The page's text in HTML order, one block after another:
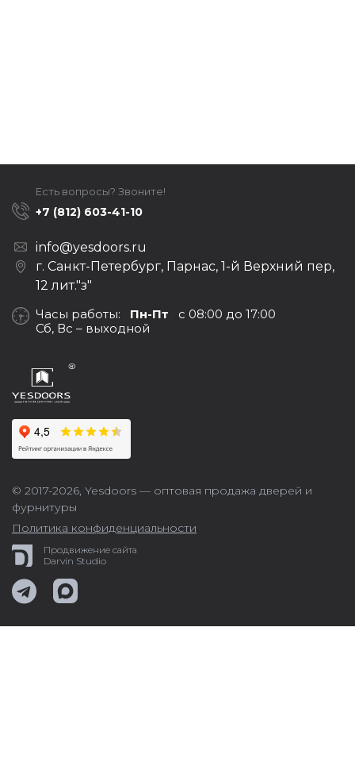
© 2017-2026, Yesdoors — оптовая продажа дверей и
фурнитуры
Политика конфиденциальности
Продвижение сайта
Darvin Studio
Есть вопросы? Звоните!
+7 (812) 603-41-10
info@yesdoors.ru
г. Санкт-Петербург, Парнас, 1-й Верхний пер,
12 лит."з"
Часы работы: Пн-Пт с 08:00 до 17:00
Сб, Вс – выходной